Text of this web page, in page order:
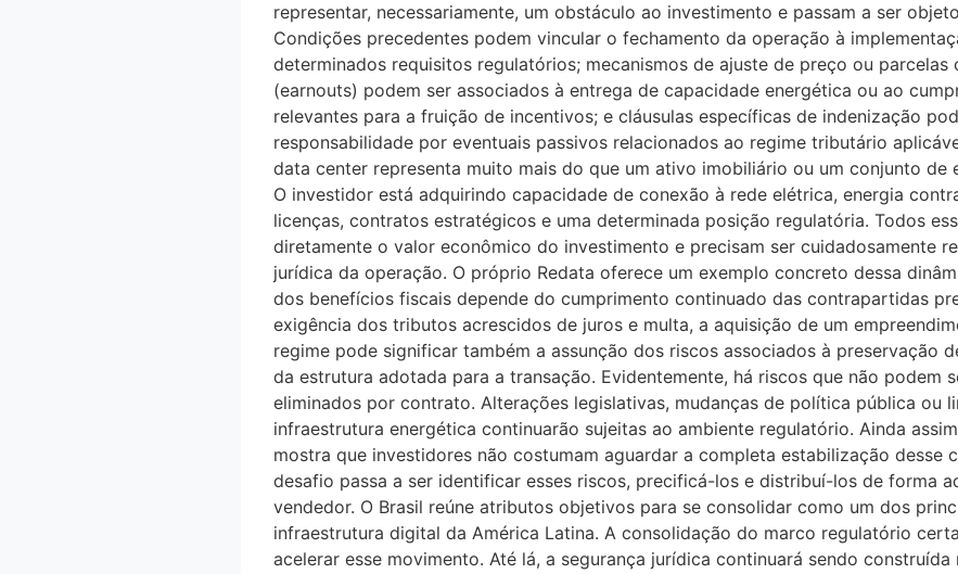
representar, necessariamente, um obstáculo ao investimento e passam a ser
Condições precedentes podem vincular o fechamento da operação à
determinados requisitos regulatórios; mecanismos de ajuste de preço ou
(earnouts) podem ser associados à entrega de capacidade energética ou ao
relevantes para a fruição de incentivos; e cláusulas específicas de indenização
responsabilidade por eventuais passivos relacionados ao regime tributário
data center representa muito mais do que um ativo imobiliário ou um conjunto de
O investidor está adquirindo capacidade de conexão à rede elétrica, energia
licenças, contratos estratégicos e uma determinada posição regulatória. Todos
diretamente o valor econômico do investimento e precisam ser cuidadosamente
jurídica da operação. O próprio Redata oferece um exemplo concreto dessa
dos benefícios fiscais depende do cumprimento continuado das contrapartidas
exigência dos tributos acrescidos de juros e multa, a aquisição de um
regime pode significar também a assunção dos riscos associados à preservação
da estrutura adotada para a transação. Evidentemente, há riscos que não podem
eliminados por contrato. Alterações legislativas, mudanças de política pública ou
infraestrutura energética continuarão sujeitas ao ambiente regulatório. Ainda
mostra que investidores não costumam aguardar a completa estabilização desse
desafio passa a ser identificar esses riscos, precificá-los e distribuí-los de forma
vendedor. O Brasil reúne atributos objetivos para se consolidar como um dos
infraestrutura digital da América Latina. A consolidação do marco regulatório
acelerar esse movimento. Até lá, a segurança jurídica continuará sendo construída